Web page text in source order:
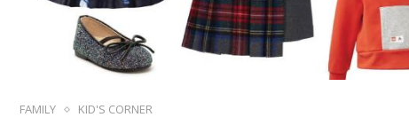
FAMILY KID'S CORNER